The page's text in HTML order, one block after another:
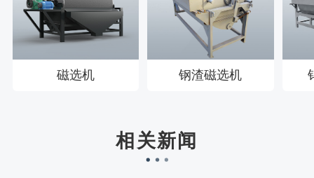
磁选机 钢渣磁选机
相关新闻